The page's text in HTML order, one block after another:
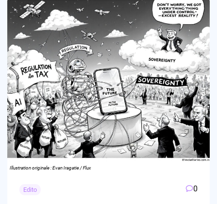
Illustration originale : Evan Iragatie / Flux
Edito 0